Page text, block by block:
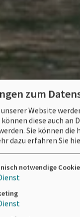
zum
unserer Website
diese auch an
Sie können die
dazu erfahren Sie
notwendige